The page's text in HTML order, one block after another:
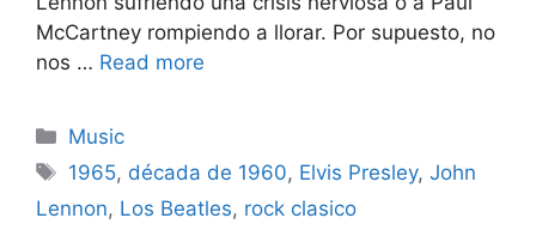
McCartney rompiendo a llorar. Por supuesto, no
nos … Read more
Categories
Music
Tags
1965, década de 1960, Elvis Presley,John
Lennon, Los Beatles, rock clasico